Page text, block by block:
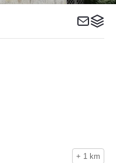
+ 1 km